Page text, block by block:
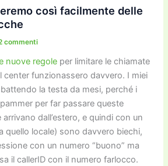
o m n n di
così facilmente delle
commenti
nuove regoleper limitare le chiamate
center funzionassero davvero. I miei
la testa da mesi, perché i
per far passare queste
dall’estero, e quindi con un
quello locale) sono davvero biechi,
con un numero “buono” ma
il callerID con il numero farlocco.